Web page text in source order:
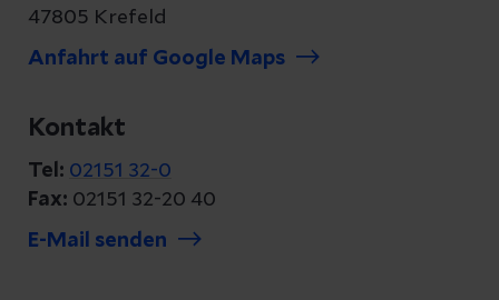
47805 Krefeld
Anfahrt auf Google Maps
Kontakt
Tel: 02151 32-0
Fax: 02151 32-20 40
E-Mail senden